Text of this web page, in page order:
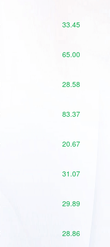
33.45
65.00
28.58
83.37
20.67
31.07
29.89
28.86